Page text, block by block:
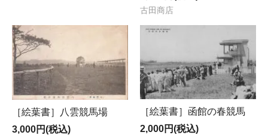
古田商店
［絵葉書］八雲競馬場
3,000円(税込)
［絵葉書］函館の春競馬
2,000円(税込)